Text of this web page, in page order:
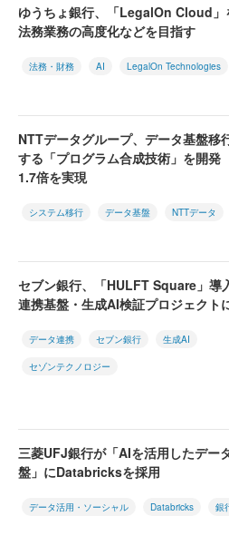
ゆうちょ銀行、「LegalOn Cloud
法務業務の高度化などを目指す
法務・財務 AI LegalOn Technologies
NTTデータグループ、データ基盤移
する「プログラム合成技術」を開
1.7倍を実現
システム移行 データ基盤 NTTデータ
セブン銀行、「HULFT Square」
連携基盤・生成AI検証プロジェクト
データ連携 セブン銀行 生成AI
セゾンテクノロジー
三菱UFJ銀行が「AIを活用したデー
盤」にDatabricksを採用
データ活用・ソーシャル Databricks 銀